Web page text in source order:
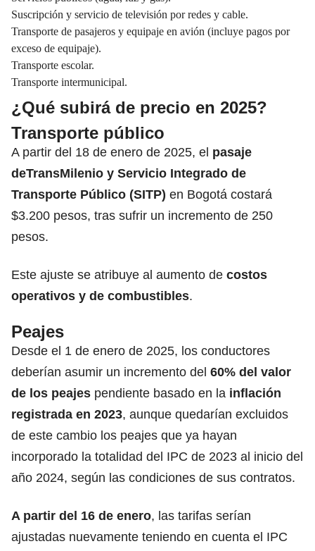
Suscripción y servicio de televisión por redes y cable.
Transporte de pasajeros y equipaje en avión (incluye pagos por
exceso de equipaje).
Transporte escolar.
Transporte intermunicipal.
¿Qué subirá de precio en 2025?
Transporte público
A partir del 18 de enero de 2025, el pasaje
deTransMilenio y Servicio Integrado de
Transporte Público (SITP) en Bogotá costará
$3.200 pesos, tras sufrir un incremento de 250
pesos.
Este ajuste se atribuye al aumento de costos
operativos y de combustibles.
Peajes
Desde el 1 de enero de 2025, los conductores
deberían asumir un incremento del 60% del valor
de los peajes pendiente basado en la inflación
registrada en 2023, aunque quedarían excluidos
de este cambio los peajes que ya hayan
incorporado la totalidad del IPC de 2023 al inicio del
año 2024, según las condiciones de sus contratos.
A partir del 16 de enero, las tarifas serían
ajustadas nuevamente teniendo en cuenta el IPC